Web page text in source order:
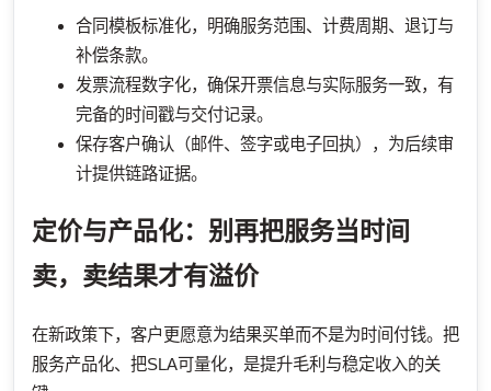
合同模板标准化，明确服务范围、计费周期、退订与
补偿条款。
发票流程数字化，确保开票信息与实际服务一致，有
完备的时间戳与交付记录。
保存客户确认（邮件、签字或电子回执），为后续审
计提供链路证据。
定价与产品化：别再把服务当时间
卖，卖结果才有溢价
在新政策下，客户更愿意为结果买单而不是为时间付钱。把
服务产品化、把SLA可量化，是提升毛利与稳定收入的关